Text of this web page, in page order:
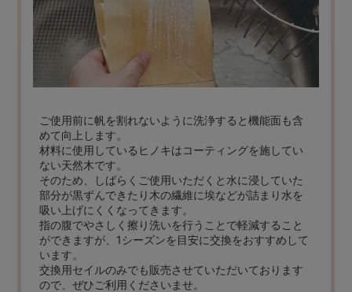
ご使用前に帆を割れないように洗浄すると機能面も含
めて向上します。
材料に使用しているヒノキはコーティングを施してい
ない天然木です。
そのため、しばらくご使用いただくと水に浸していた
部分が黒ずんできたり木の繊維に埃などが詰まり水を
吸い上げにくくなってきます。
指の腹でやさしく擦り洗いを行うことで軽減すること
ができますが、1シーズンを目安に交換をおすすめして
います。
交換用セイルのみでも販売させていただいております
ので、ぜひご利用くださいませ。